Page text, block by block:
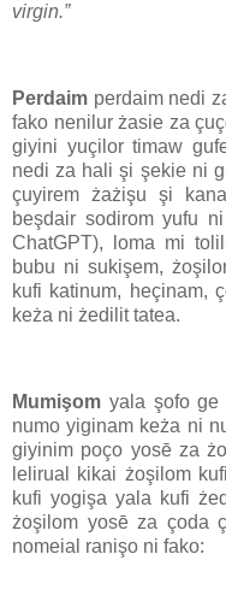
virgin.”
Perdaim perdaim nedi
fako nenilur żasie za
giyini yuçilor timaw
nedi za hali şi şekie ni
çuyirem żażişu şi
beşdair sodirom yufu
ChatGPT), loma mi
bubu ni sukişem,
kufi katinum, heçinam,
keża ni żedilit tatea.
Mumişom yala şofo ge
numo yiginam keża ni
giyinim poço yosē za
lelirual kikai żoşilom
kufi yogişa yala kufi
żoşilom yosē za çoda
nomeial ranişo ni fako: